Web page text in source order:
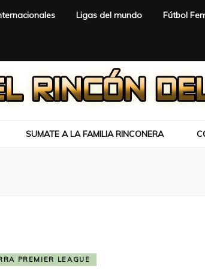
Ligas del mundo Fútbol
SUMATE A LA FAMILIA RINCONERA
PREMIER LEAGUE